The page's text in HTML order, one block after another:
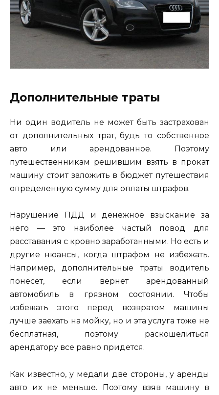
Дополнительные траты
Ни один водитель не может быть застрахован
от дополнительных трат, будь то собственное
авто или арендованное. Поэтому
путешественникам решившим взять в прокат
машину стоит заложить в бюджет путешествия
определенную сумму для оплаты штрафов.
Нарушение ПДД и денежное взыскание за
него — это наиболее частый повод для
расставания с кровно заработанными. Но есть и
другие нюансы, когда штрафом не избежать.
Например, дополнительные траты водитель
понесет, если вернет арендованный
автомобиль в грязном состоянии. Чтобы
избежать этого перед возвратом машины
лучше заехать на мойку, но и эта услуга тоже не
бесплатная, поэтому раскошелиться
арендатору все равно придется.
Как известно, у медали две стороны, у аренды
авто их не меньше. Поэтому взяв машину в